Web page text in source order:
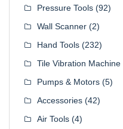
Pressure Tools (92)
Wall Scanner (2)
Hand Tools (232)
Tile Vibration Machine
Pumps & Motors (5)
Accessories (42)
Air Tools (4)